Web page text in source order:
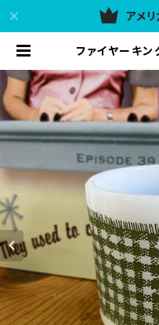
アメ
ファイヤーキ
G-003） | ア